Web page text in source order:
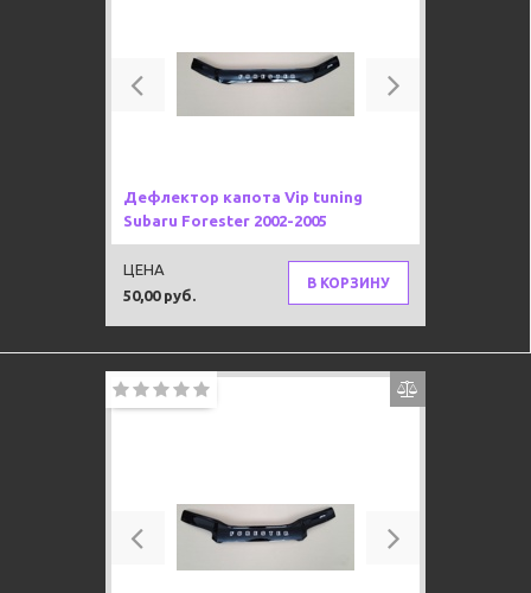
Previous
Дефлектор капота Vip tuning
Subaru Forester 2002-2005
50,00 руб.
ЦЕНА
В КОРЗИНУ
Previous